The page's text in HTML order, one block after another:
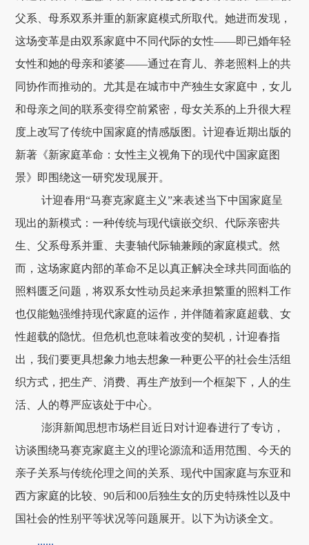
父系、母系双系并重的新家庭模式所取代。她进而发现，
这场变革是由双系家庭中不同代际的女性——即已婚年轻
女性和她的母亲和婆婆——通过在育儿、养老照料上的共
同协作而推动的。尤其是在城市中产独生女家庭中，女儿
和母亲之间的联系变得空前紧密，母女关系的上升很大程
度上改写了传统中国家庭的情感版图。计迎春近期出版的
新著《新家庭革命：女性主义视角下的现代中国家庭图
景》即围绕这一研究发现展开。
计迎春用“马赛克家庭主义”来表述当下中国家庭呈
现出的新模式：一种传统与现代镶嵌交织、代际亲密共
生、父系母系并重、夫妻轴代际轴兼顾的家庭模式。然
而，这场家庭内部的革命不足以真正解决全球共同面临的
照料匮乏问题，将双系女性动员起来承担繁重的照料工作
也仅能勉强维持现代家庭的运作，并伴随着家庭超载、女
性超载的隐忧。但危机也意味着改变的契机，计迎春指
出，我们要更具想象力地去想象一种更公平的社会生活组
织方式，把生产、消费、再生产放到一个框架下，人的生
活、人的尊严应该处于中心。
澎湃新闻思想市场栏目近日对计迎春进行了专访，
访谈围绕马赛克家庭主义的理论源流和适用范围、今天的
亲子关系与传统伦理之间的关系、现代中国家庭与东亚和
西方家庭的比较、90后和00后独生女的历史特殊性以及中
国社会的性别平等状况等问题展开。以下为访谈全文。
......